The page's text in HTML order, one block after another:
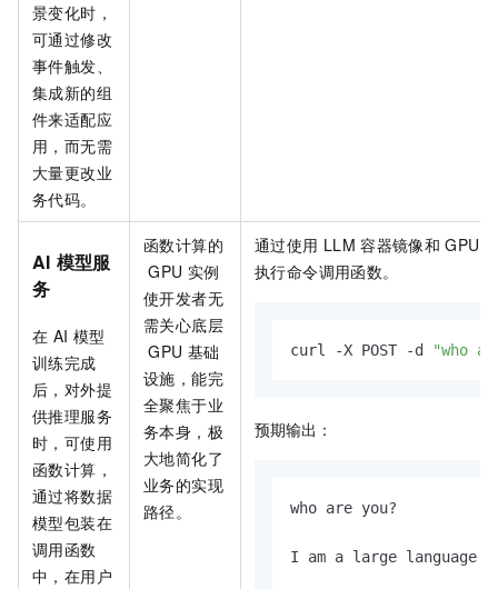
景变化时，
可通过修改
事件触发、
集成新的组
件来适配应
用，而无需
大量更改业
务代码。
AI 模型服
务
在 AI 模型
训练完成
后，对外提
供推理服务
时，可使用
函数计算，
通过将数据
模型包装在
调用函数
中，在用户
函数计算的
GPU 实例
使开发者无
需关心底层
GPU 基础
设施，能完
全聚焦于业
务本身，极
大地简化了
业务的实现
路径。
通过使用 LLM 容器镜像和 GPU
执行命令调用函数。
curl -X POST -d "who
预期输出：
who are you?
I am a large language